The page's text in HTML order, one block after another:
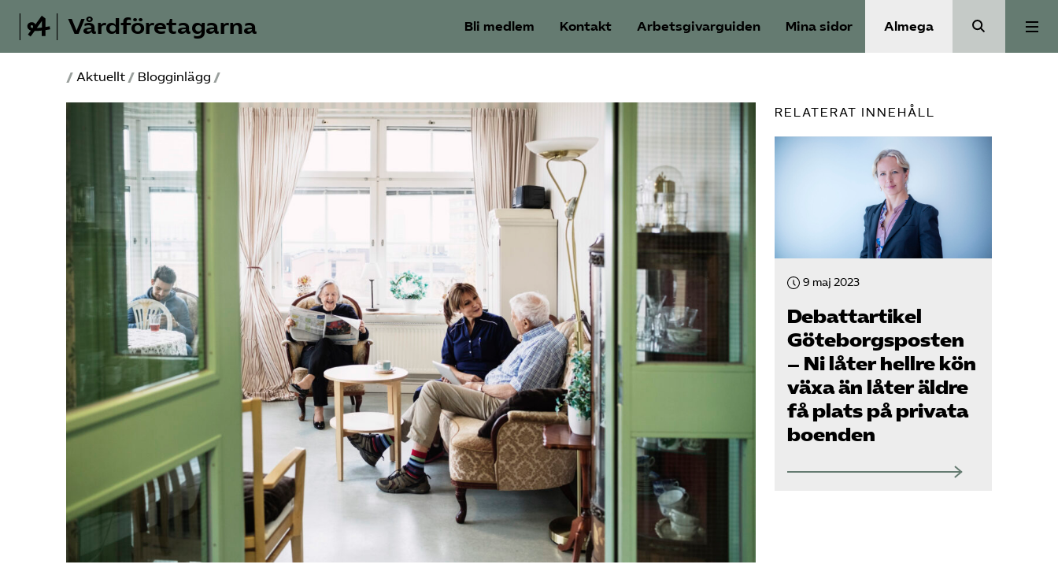
Vårdföretagarna Bli medlem Kontakt Arbetsgivarguiden Mina sidor Almega
Valmanifest
Medlemskap
Aktiviteter
Om oss
Kontakt
Pressrum
/ Aktuellt / Blogginlägg /
RELATERAT INNEHÅLL
9 maj 2023
Debattartikel
Göteborgsposten
– Ni låter hellre kön
växa än låter äldre
få plats på privata
boenden